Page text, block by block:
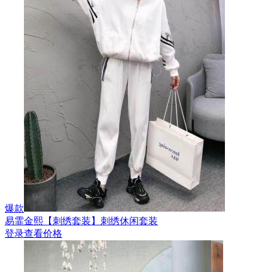
爆款
易霏金熙【刺绣套装】刺绣休闲套装
登录查看价格